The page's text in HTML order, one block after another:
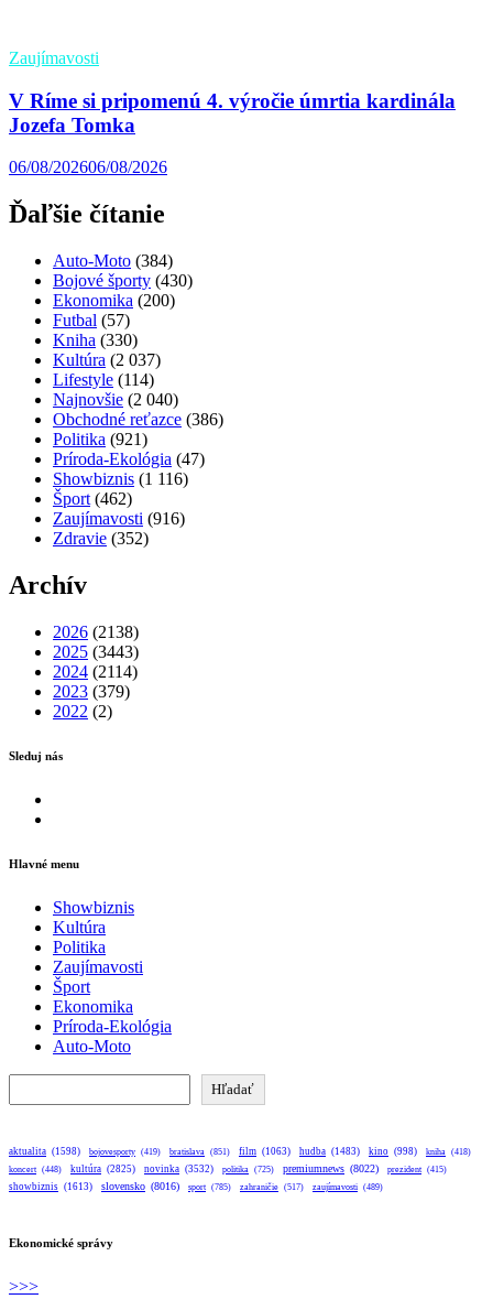
Zaujímavosti
V Ríme si pripomenú 4. výročie úmrtia kardinála
Jozefa Tomka
06/08/202606/08/2026
Ďaľšie čítanie
Auto-Moto (384)
Bojové športy (430)
Ekonomika (200)
Futbal (57)
Kniha (330)
Kultúra (2 037)
Lifestyle (114)
Najnovšie (2 040)
Obchodné reťazce (386)
Politika (921)
Príroda-Ekológia (47)
Showbiznis (1 116)
Šport (462)
Zaujímavosti (916)
Zdravie (352)
Archív
2026 (2138)
2025 (3443)
2024 (2114)
2023 (379)
2022 (2)
Sleduj nás
Hlavné menu
Showbiznis
Kultúra
Politika
Zaujímavosti
Šport
Ekonomika
Príroda-Ekológia
Auto-Moto
Hľadať
aktualita (1598) bojovesporty (419) bratislava (851) film (1063) hudba (1483) kino (998) kniha
(418)
koncert (448) kultúra (2825) novinka (3532) politika (725) premiumnews (8022) prezident (415)
showbiznis (1613) slovensko (8016) sport (785) zahraničie (517) zaujímavosti (489)
Ekonomické správy
>>>